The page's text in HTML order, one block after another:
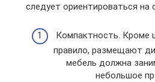
следует ориентироваться на
Компактность. Кроме
правило, размещают
мебель должна
небольшое